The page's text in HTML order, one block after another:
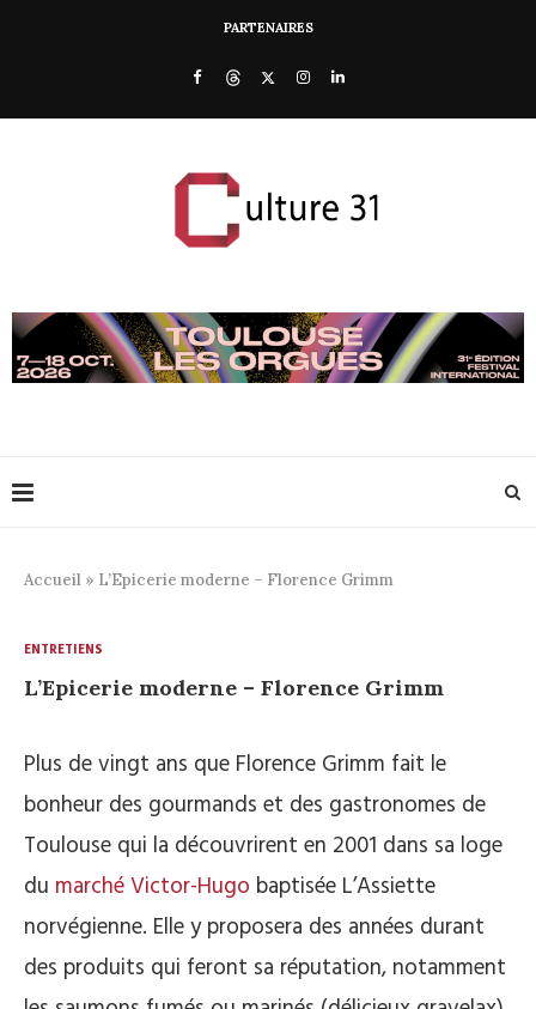
PARTENAIRES
Accueil » L’Epicerie moderne – Florence Grimm
ENTRETIENS
L’Epicerie moderne – Florence Grimm
Plus de vingt ans que Florence Grimm fait le
bonheur des gourmands et des gastronomes de
Toulouse qui la découvrirent en 2001 dans sa loge
du marché Victor-Hugo baptisée L’Assiette
norvégienne. Elle y proposera des années durant
des produits qui feront sa réputation, notamment